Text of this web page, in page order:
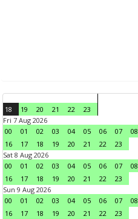
18 19 20 21 22
23
Fri 7 Aug 2026
00
01 02 03 04 05 06 07 08
16
17 18 19 20 21 22
23
Sat 8 Aug 2026
00
01 02 03 04 05 06 07 08
16
17 18 19 20 21 22
23
Sun 9 Aug 2026
00
01 02 03 04 05 06 07 08
16
17 18 19 20 21 22
23